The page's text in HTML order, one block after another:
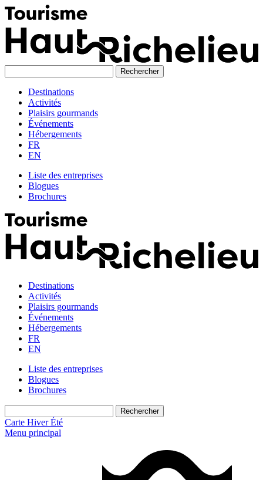
Skip
to
content
Destinations
Activités
Plaisirs gourmands
Événements
Hébergements
FR
EN
Liste des entreprises
Blogues
Brochures
Destinations
Activités
Plaisirs gourmands
Événements
Hébergements
FR
EN
Liste des entreprises
Blogues
Brochures
Carte Hiver Été
Menu principal